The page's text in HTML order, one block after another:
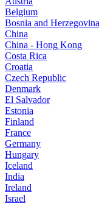
Belgium
Bosnia and Herzegovina
China
China - Hong Kong
Costa Rica
Croatia
Czech Republic
Denmark
El Salvador
Estonia
Finland
France
Germany
Hungary
Iceland
India
Ireland
Israel